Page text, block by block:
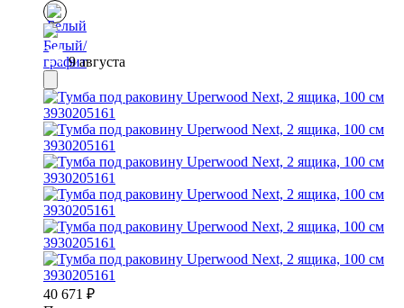
9 августа
40 671 ₽